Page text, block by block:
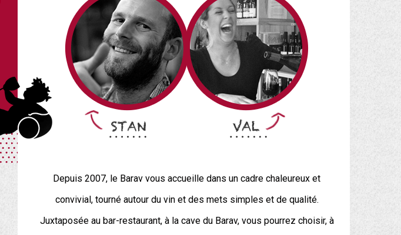
Depuis 2007, le Barav vous accueille dans un cadre chaleureux et
convivial, tourné autour du vin et des mets simples et de qualité.
Juxtaposée au bar-restaurant, à la cave du Barav, vous pourrez choisir, à